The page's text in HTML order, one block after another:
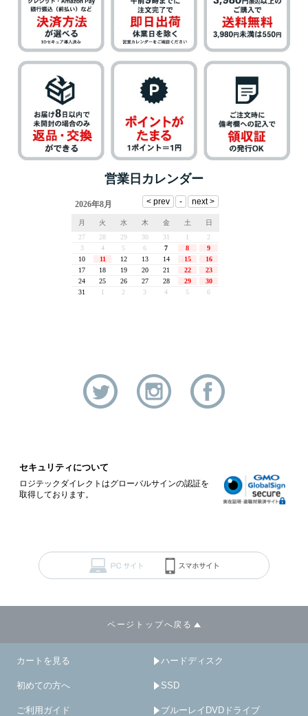
営業日カレンダー
セキュリティについて
ロジテックダイレクトはグローバルサインの認証を
取得しております。
ページトップへ戻る
カートを見る
初めての方へ
ご利用ガイド
ハードディスク
SSD
ブルーレイDVDドライブ